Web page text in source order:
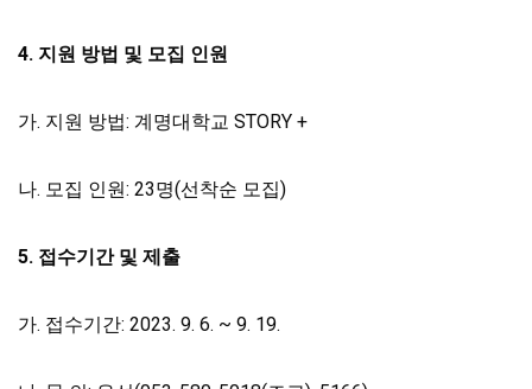
4. 지원 방법 및 모집 인원
가. 지원 방법: 계명대학교 STORY +
나. 모집 인원: 23명(선착순 모집)
5. 접수기간 및 제출
가. 접수기간: 2023. 9. 6. ~ 9. 19.